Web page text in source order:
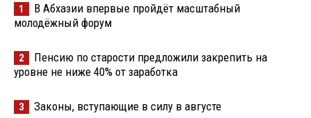
1
В Абхазии впервые пройдёт масштабный
молодёжный форум
2
Пенсию по старости предложили закрепить на
уровне не ниже 40% от заработка
3 Законы, вступающие в силу в августе